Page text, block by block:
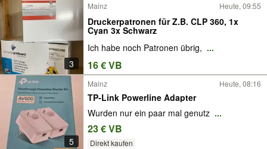
3
Mainz Heute, 09:55
Druckerpatronen für Z.B. CLP 360, 1x
Cyan 3x Schwarz
Ich habe noch Patronen übrig, ...
16 € VB
5
Mainz Heute, 08:16
TP-Link Powerline Adapter
Wurden nur ein paar mal genutz ...
23 € VB
Direkt kaufen